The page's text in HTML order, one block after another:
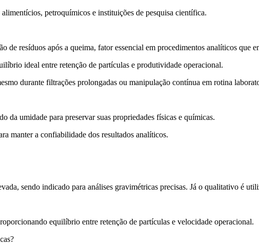
petroquímicos e instituições de pesquisa científica.
de resíduos após a queima, fator essencial em procedimentos analíticos que
ideal entre retenção de partículas e produtividade operacional.
durante filtrações prolongadas ou manipulação contínua em rotina
da umidade para preservar suas propriedades físicas e químicas.
manter a confiabilidade dos resultados analíticos.
sendo indicado para análises gravimétricas precisas. Já o qualitativo é
equilíbrio entre retenção de partículas e velocidade operacional.